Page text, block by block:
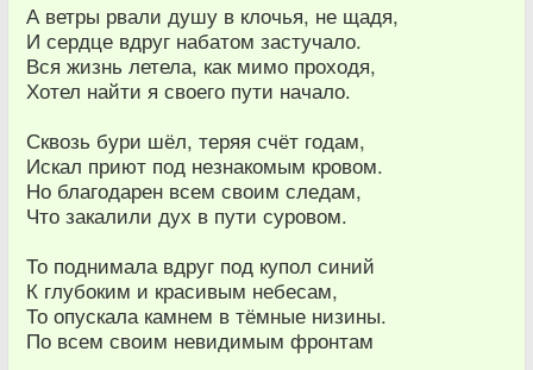
А ветры рвали душу в клочья, не щадя,
И сердце вдруг набатом застучало.
Вся жизнь летела, как мимо проходя,
Хотел найти я своего пути начало.
Сквозь бури шёл, теряя счёт годам,
Искал приют под незнакомым кровом.
Но благодарен всем своим следам,
Что закалили дух в пути суровом.
То поднимала вдруг под купол синий
К глубоким и красивым небесам,
То опускала камнем в тёмные низины.
По всем своим невидимым фронтам